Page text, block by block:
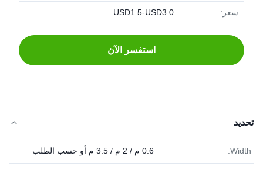
سعر: USD1.5-USD3.0
استفسر الآن
تحديد
Width: 0.6 م / 2 م / 3.5 م أو حسب الطلب